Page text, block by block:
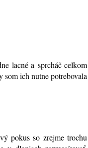
lacné a sprcháč celkom
som ich nutne potrebovala
pokus so zrejme trochu